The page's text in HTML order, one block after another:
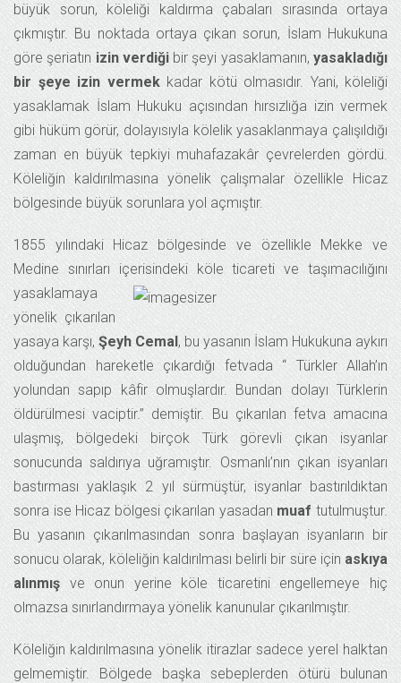
büyük sorun, köleliği kaldırma çabaları sırasında ortaya
çıkmıştır. Bu noktada ortaya çıkan sorun, İslam Hukukuna
göre şeriatın izin verdiğibir şeyi yasaklamanın,yasakladığı
bir şeye izin vermekkadar kötü olmasıdır. Yani, köleliği
yasaklamak İslam Hukuku açısından hırsızlığa izin vermek
gibi hüküm görür, dolayısıyla kölelik yasaklanmaya çalışıldığı
zaman en büyük tepkiyi muhafazakâr çevrelerden gördü.
Köleliğin kaldırılmasına yönelik çalışmalar özellikle Hicaz
bölgesinde büyük sorunlara yol açmıştır.
1855 yılındaki Hicaz bölgesinde ve özellikle Mekke ve
Medine sınırları içerisindeki köle ticareti ve taşımacılığını
yasaklamaya
yönelik çıkarılan
yasaya karşı, Şeyh Cemal, bu yasanın İslam Hukukuna aykırı
olduğundan hareketle çıkardığı fetvada “ Türkler Allah’ın
yolundan sapıp kâfir olmuşlardır. Bundan dolayı Türklerin
öldürülmesi vaciptir.” demiştir. Bu çıkarılan fetva amacına
ulaşmış, bölgedeki birçok Türk görevli çıkan isyanlar
sonucunda saldırıya uğramıştır. Osmanlı’nın çıkan isyanları
bastırması yaklaşık 2 yıl sürmüştür, isyanlar bastırıldıktan
sonra ise Hicaz bölgesi çıkarılan yasadan muaf tutulmuştur.
Bu yasanın çıkarılmasından sonra başlayan isyanların bir
sonucu olarak, köleliğin kaldırılması belirli bir süre için askıya
alınmış ve onun yerine köle ticaretini engellemeye hiç
olmazsa sınırlandırmaya yönelik kanunular çıkarılmıştır.
Köleliğin kaldırılmasına yönelik itirazlar sadece yerel halktan
gelmemiştir. Bölgede başka sebeplerden ötürü bulunan